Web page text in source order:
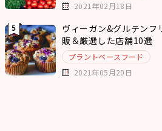
2021年02月18日
ヴィーガン&グルテンフ
販＆厳選した店舗10選
プラントベースフード
2021年05月20日